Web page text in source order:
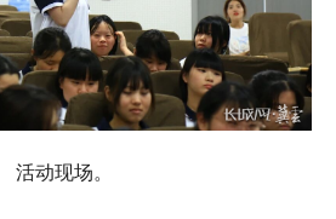
活动现场。